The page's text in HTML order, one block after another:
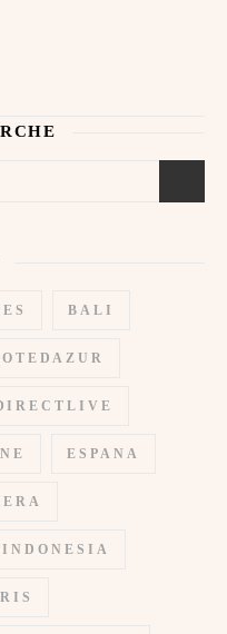
BALI
ESPANA